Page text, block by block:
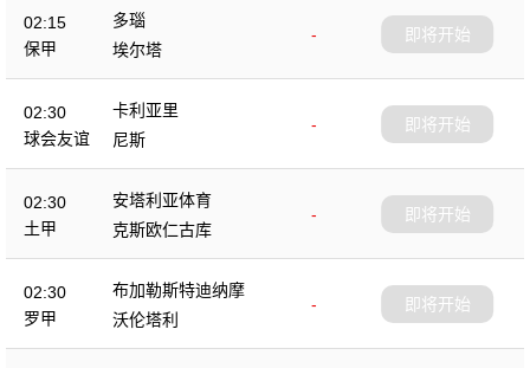
02:15
保甲
多瑙
-
埃尔塔
即将开始
02:30
球会友谊
卡利亚里
-
尼斯
即将开始
02:30
土甲
安塔利亚体育
-
克斯欧仁古库
即将开始
02:30
罗甲
布加勒斯特迪纳摩
-
沃伦塔利
即将开始